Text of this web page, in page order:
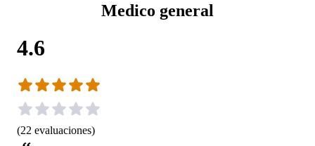
Medico general
4.6
(22 evaluaciones)